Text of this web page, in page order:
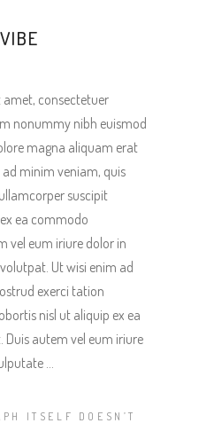
consectetuer
nonummy nibh euismod
magna aliquam erat
minim veniam, quis
suscipit
ea commodo
vel eum iriure dolor in
Ut wisi enim ad
exerci tation
nisl ut aliquip ex ea
autem vel eum iriure
…
ITSELF DOESN’T